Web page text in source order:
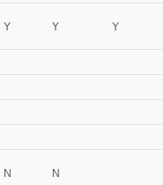
Y
Y
Y
N
N